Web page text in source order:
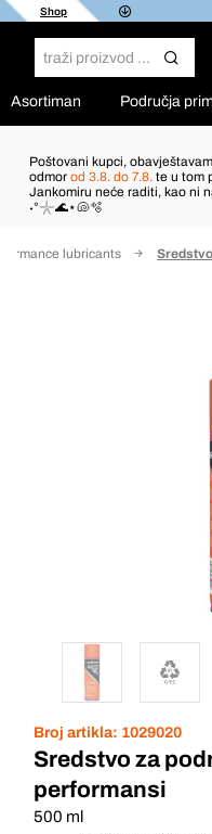
Shop
Asortiman Područja
Poštovani kupci,
odmor od 3.8. do 7.8. te u tom
Jankomiru neće raditi, kao ni
˖°𓇼🌊⋆🐚🫧
lubricants
Broj artikla: 1029020
Sredstvo za
performansi
500 ml